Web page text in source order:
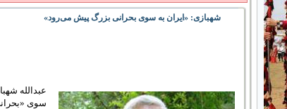
شهبازی: «ایران به سوی بحرانی بزرگ پيش می‌رود»
عبدالله
سوی